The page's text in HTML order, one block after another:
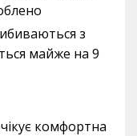
з
майже на 9
комфортна